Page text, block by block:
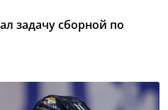
задачу сборной по